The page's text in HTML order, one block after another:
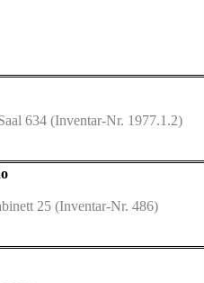
634 (Inventar-Nr. 1977.1.2)
25 (Inventar-Nr. 486)